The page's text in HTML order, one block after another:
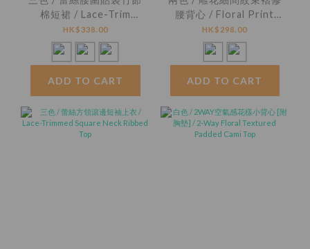
棉短裙 / Lace-Trim
Patch Pocket Slub
Cotton Mini Skirt
HK$338.00
ADD TO CART
腰背心 / Floral Print
Striped Smocked
Peplum Top
HK$298.00
ADD TO CART